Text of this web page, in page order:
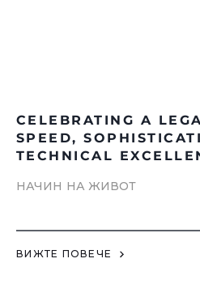
CELEBRATING A
SPEED,
TECHNICAL
НАЧИН НА ЖИВОТ
ВИЖТЕ ПОВЕЧЕ